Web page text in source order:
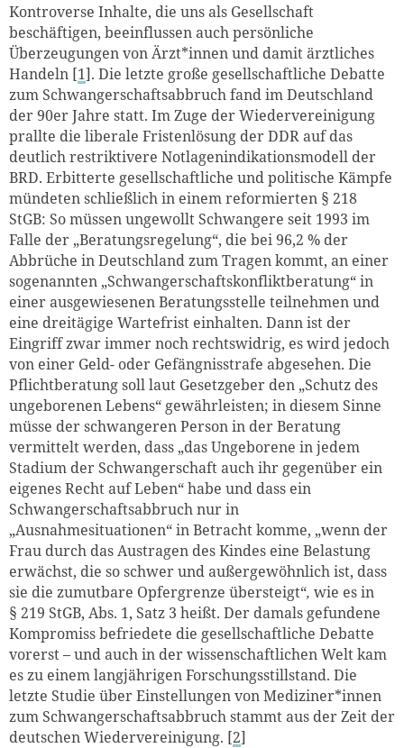
Kontroverse Inhalte, die uns als Gesellschaft
beschäftigen, beeinflussen auch persönliche
Überzeugungen von Ärzt*innen und damit ärztliches
Handeln [1]. Die letzte große gesellschaftliche Debatte
zum Schwangerschaftsabbruch fand im Deutschland
der 90er Jahre statt. Im Zuge der Wiedervereinigung
prallte die liberale Fristenlösung der DDR auf das
deutlich restriktivere Notlagenindikationsmodell der
BRD. Erbitterte gesellschaftliche und politische Kämpfe
mündeten schließlich in einem reformierten § 218
StGB: So müssen ungewollt Schwangere seit 1993 im
Falle der „Beratungsregelung“, die bei 96,2 % der
Abbrüche in Deutschland zum Tragen kommt, an einer
sogenannten „Schwangerschaftskonfliktberatung“ in
einer ausgewiesenen Beratungsstelle teilnehmen und
eine dreitägige Wartefrist einhalten. Dann ist der
Eingriff zwar immer noch rechtswidrig, es wird jedoch
von einer Geld- oder Gefängnisstrafe abgesehen. Die
Pflichtberatung soll laut Gesetzgeber den „Schutz des
ungeborenen Lebens“ gewährleisten; in diesem Sinne
müsse der schwangeren Person in der Beratung
vermittelt werden, dass „das Ungeborene in jedem
Stadium der Schwangerschaft auch ihr gegenüber ein
eigenes Recht auf Leben“ habe und dass ein
Schwangerschaftsabbruch nur in
„Ausnahmesituationen“ in Betracht komme, „wenn der
Frau durch das Austragen des Kindes eine Belastung
erwächst, die so schwer und außergewöhnlich ist, dass
sie die zumutbare Opfergrenze übersteigt“, wie es in
§ 219 StGB, Abs. 1, Satz 3 heißt. Der damals gefundene
Kompromiss befriedete die gesellschaftliche Debatte
vorerst – und auch in der wissenschaftlichen Welt kam
es zu einem langjährigen Forschungsstillstand. Die
letzte Studie über Einstellungen von Mediziner*innen
zum Schwangerschaftsabbruch stammt aus der Zeit der
deutschen Wiedervereinigung. [2]